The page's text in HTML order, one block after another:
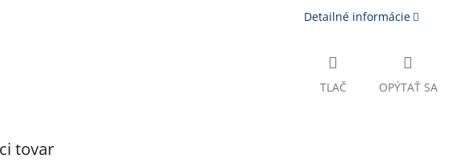
Detailné informácie
TLAČ OPÝTAŤ SA
tovar